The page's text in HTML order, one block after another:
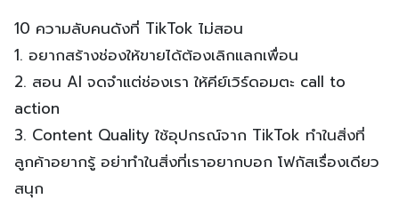
10 ความลับคนดังที่ TikTok ไม่สอน
1. อยากสร้างช่องให้ขายได้ต้องเลิกแลกเพื่อน
2. สอน AI จดจำแต่ช่องเรา ให้คีย์เวิร์ดอมตะ call to
action
3. Content Quality ใช้อุปกรณ์จาก TikTok ทำในสิ่งที่
ลูกค้าอยากรู้ อย่าทำในสิ่งที่เราอยากบอก โฟกัสเรื่องเดียว
สนุก